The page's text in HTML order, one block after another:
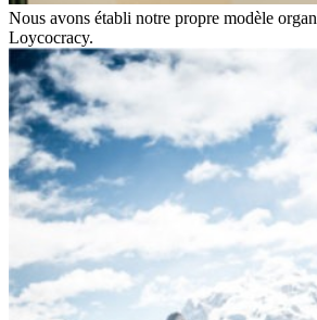
Nous avons établi notre propre modèle
Loycocracy.